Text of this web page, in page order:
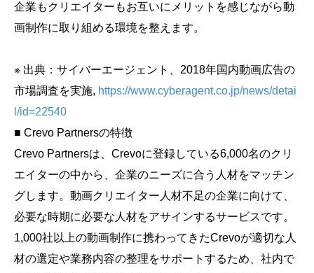
企業もクリエイターもお互いにメリットを感じながら動
画制作に取り組める環境を整えます。
※ 出典：サイバーエージェント、2018年国内動画広告の
市場調査を実施, https://www.cyberagent.co.jp/news/detai
l/id=22540
■ Crevo Partnersの特徴
Crevo Partnersは、Crevoに登録している6,000名のクリ
エイターの中から、企業のニーズに合う人材をマッチン
グします。動画クリエイター人材不足の企業に向けて、
必要な時期に必要な人材をアサインするサービスです。
1,000社以上の動画制作に携わってきたCrevoが適切な人
材の選定や業務内容の整理をサポートするため、社内で